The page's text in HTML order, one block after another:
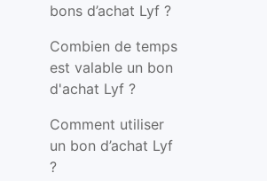
bons d’achat Lyf ?
Combien de temps
est valable un bon
d'achat Lyf ?
Comment utiliser
un bon d’achat Lyf
?